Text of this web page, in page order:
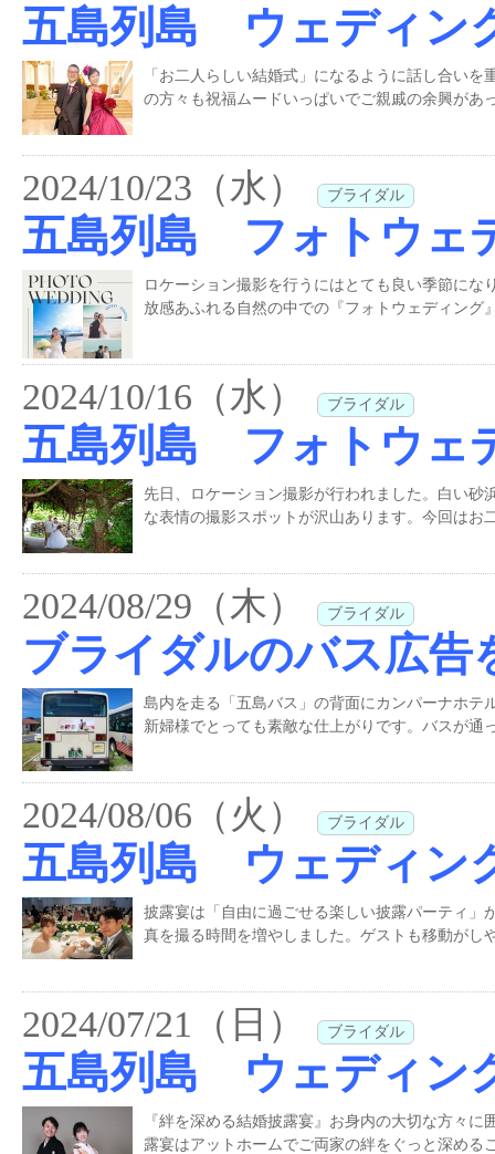
五島列島 ウェディン
「お二人らしい結婚式」になるように話し合い
の方々も祝福ムードいっぱいでご親戚の余興があ
2024/10/23（水） ブライダル
五島列島 フォトウェ
ロケーション撮影を行うにはとても良い季節に
放感あふれる自然の中での『フォトウェディン
2024/10/16（水） ブライダル
五島列島 フォトウェ
先日、ロケーション撮影が行われました。白い
な表情の撮影スポットが沢山あります。今回は
2024/08/29（木） ブライダル
ブライダルのバス広告
島内を走る「五島バス」の背面にカンパーナホテ
新婦様でとっても素敵な仕上がりです。バスが通
2024/08/06（火） ブライダル
五島列島 ウェディン
披露宴は「自由に過ごせる楽しい披露パーティ」
真を撮る時間を増やしました。ゲストも移動がし
2024/07/21（日） ブライダル
五島列島 ウェディン
『絆を深める結婚披露宴』お身内の大切な方々
露宴はアットホームでご両家の絆をぐっと深め